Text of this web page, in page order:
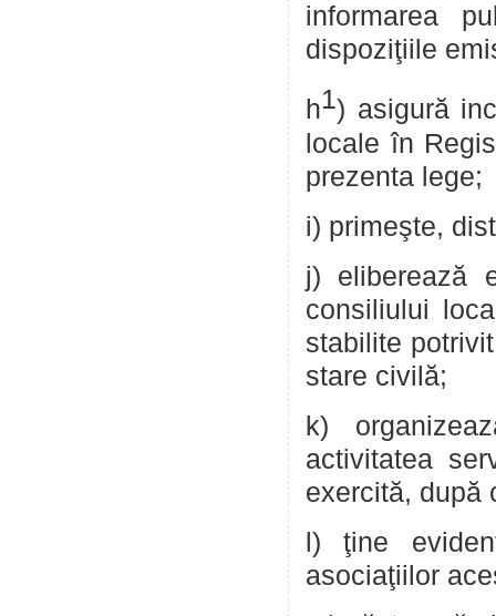
informarea
dispoziţiile
h1) asigură
locale în
prezenta lege;
i) primeşte,
j) eliberează
consiliului
stabilite
stare civilă;
k)
activitatea
exercită, după
l) ţine
asociaţiilor